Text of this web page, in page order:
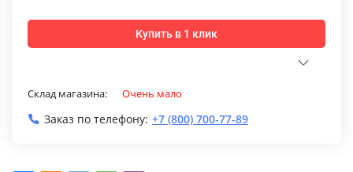
Купить в 1 клик
Склад магазина: Очень мало
Заказ по телефону: +7 (800) 700-77-89